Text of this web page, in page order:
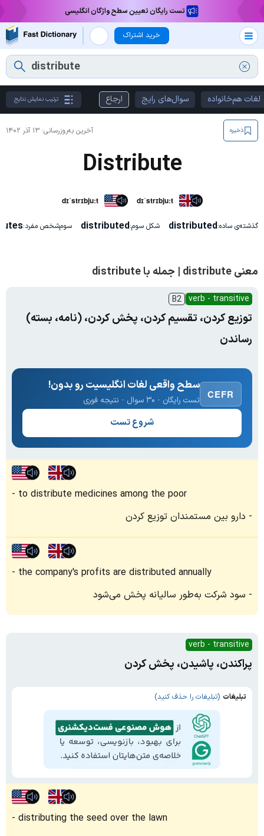
تست رایگان تعیین سطح واژگان انگلیسی
خرید اشتراک
لغات هم‌خانواده سوال‌های رایج ارجاع ترتیب نمایش نتایج
آخرین به‌روزرسانی: ۱۳ آذر ۱۴۰۲ ذخیره
Distribute
dɪˈstrɪbjuːt dɪˈstrɪbjuːt
گذشته‌ی ساده:distributed شکل سوم:distributed سوم‌شخص مفرد:
معنی distribute | جمله با distribute
verb - transitive
B2
توزیع کردن، تقسیم کردن، پخش کردن، (نامه، بسته)
رساندن
CEFR
سطح واقعی لغات انگلیسیت رو بدون!
تست رایگان · ۳۰ سوال · نتیجه فوری
شروع تست
to distribute medicines among the poor
دارو بین مستمندان توزیع کردن
the company's profits are distributed annually
سود شرکت به‌طور سالیانه پخش می‌شود
verb - transitive
پراکندن، پاشیدن، پخش کردن
تبلیغات (تبلیغات را حذف کنید)
distributing the seed over the lawn